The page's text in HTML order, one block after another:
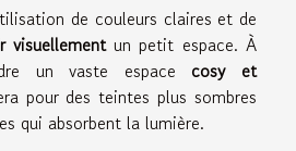
de couleurs claires et de
visuellementun petit espace. À
un vaste espace cosy et
pour des teintes plus sombres
qui absorbent la lumière.